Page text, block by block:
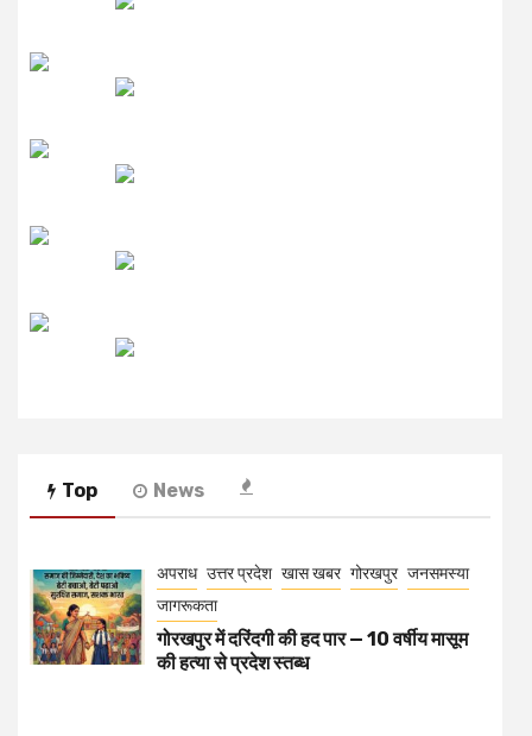
Top News
अपराध उत्तर प्रदेश खास खबर गोरखपुर जनसमस्या
जागरूकता
गोरखपुर में दरिंदगी की हद पार — 10 वर्षीय मासूम
की हत्या से प्रदेश स्तब्ध